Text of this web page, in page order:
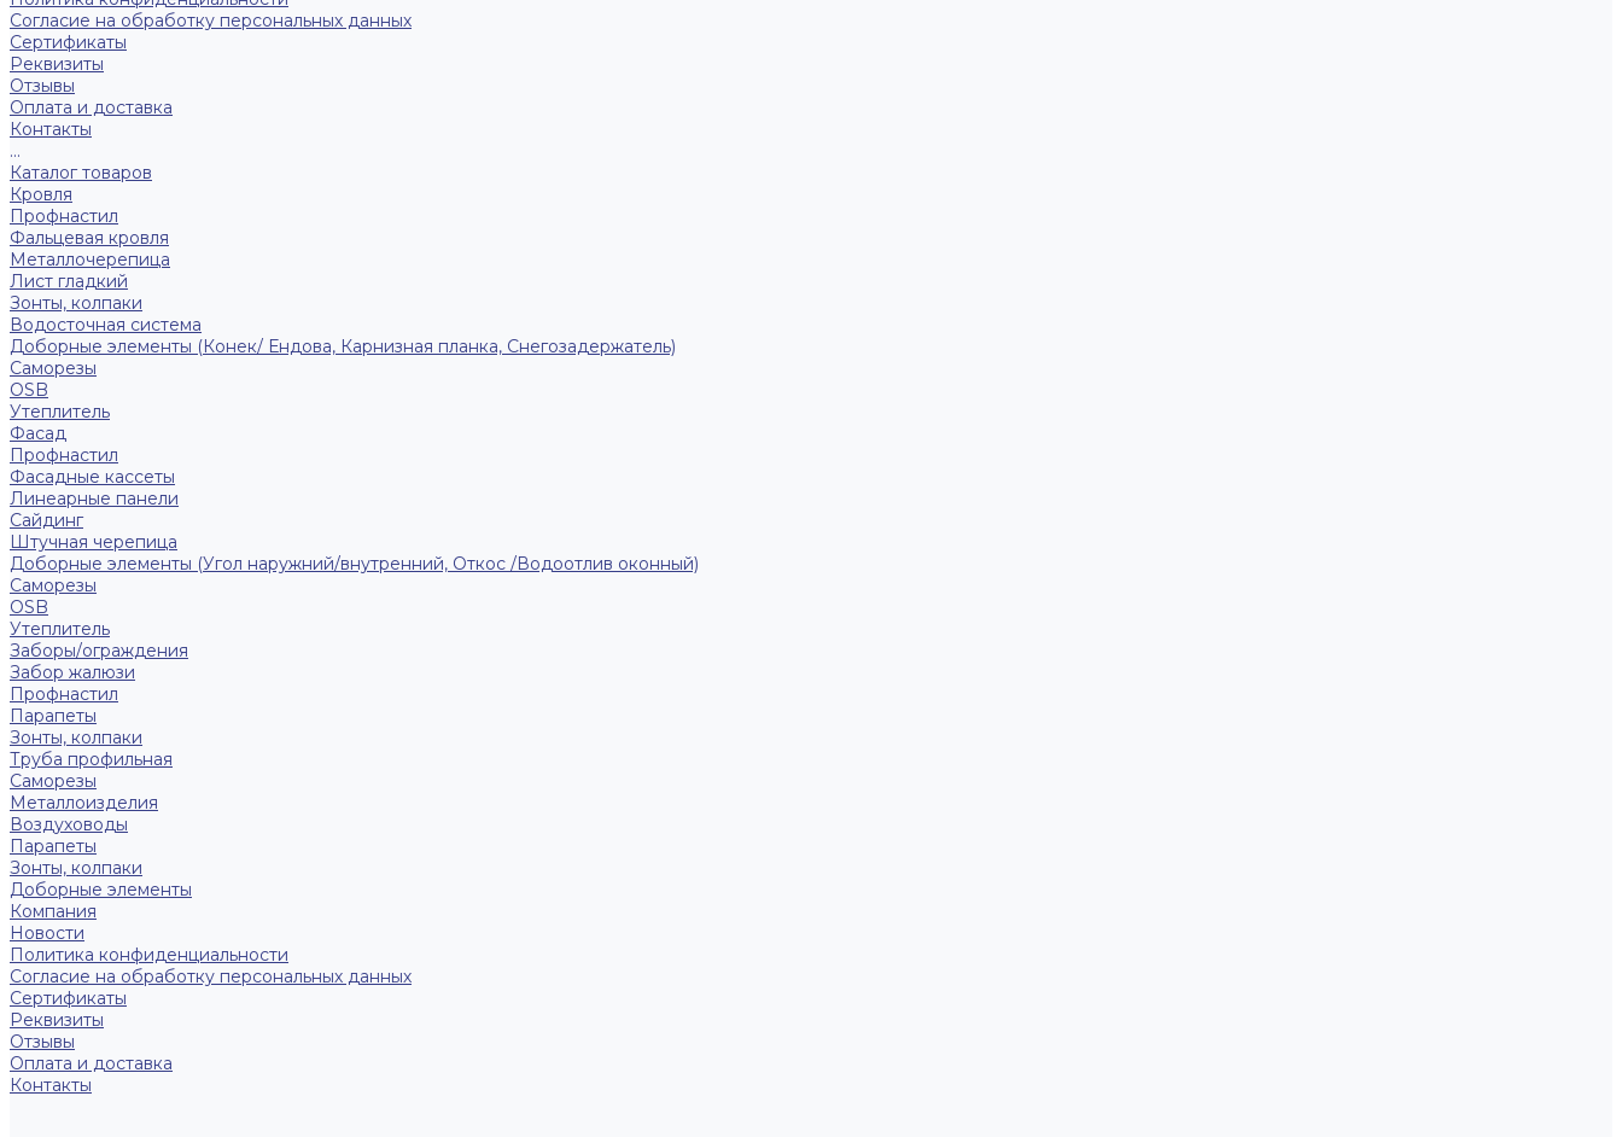
Согласие на обработку персональных данных
Сертификаты
Реквизиты
Отзывы
Оплата и доставка
Контакты
...
Каталог товаров
Кровля
Профнастил
Фальцевая кровля
Металлочерепица
Лист гладкий
Зонты, колпаки
Водосточная система
Доборные элементы (Конек/ Ендова, Карнизная планка, Снегозадержатель)
Саморезы
ОSB
Утеплитель
Фасад
Профнастил
Фасадные кассеты
Линеарные панели
Сайдинг
Штучная черепица
Доборные элементы (Угол наружний/внутренний, Откос /Водоотлив оконный)
Саморезы
OSB
Утеплитель
Заборы/ограждения
Забор жалюзи
Профнастил
Парапеты
Зонты, колпаки
Труба профильная
Саморезы
Металлоизделия
Воздуховоды
Парапеты
Зонты, колпаки
Доборные элементы
Компания
Новости
Политика конфиденциальности
Согласие на обработку персональных данных
Сертификаты
Реквизиты
Отзывы
Оплата и доставка
Контакты